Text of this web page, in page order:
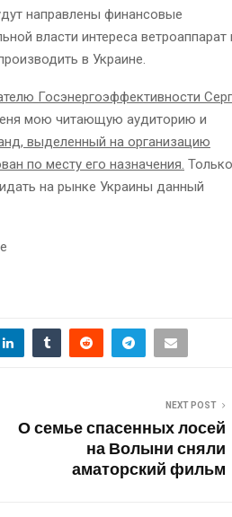
направлены финансовые
власти интереса ветроаппарат
в Украине.
Госэнергоэффективности
мою читающую аудиторию и
выделенный на организацию
по месту его назначения.
на рынке Украины данный
NEXT POST
О семье спасенных лосей
на Волыни сняли
аматорский фильм